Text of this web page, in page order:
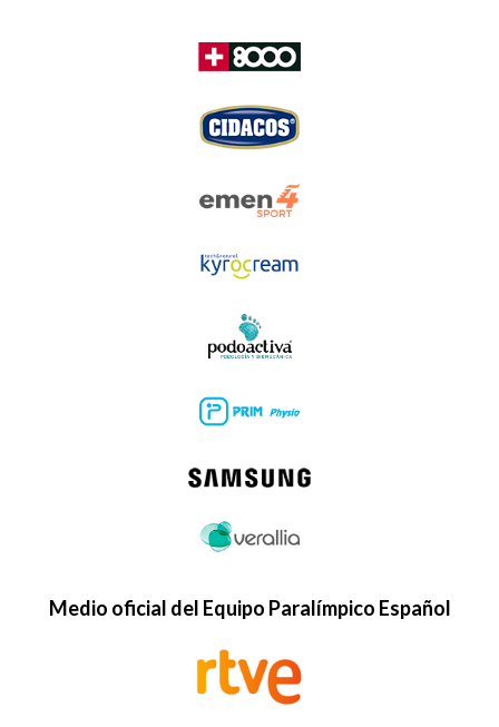
Medio oficial del Equipo Paralímpico Español